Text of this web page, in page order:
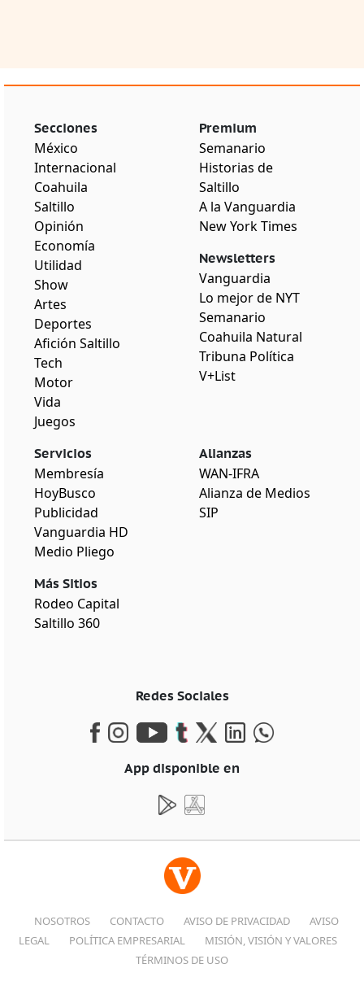
Secciones
México
Internacional
Coahuila
Saltillo
Opinión
Economía
Utilidad
Show
Artes
Deportes
Afición Saltillo
Tech
Motor
Vida
Juegos
Premium
Semanario
Historias de
Saltillo
A la Vanguardia
New York Times
Newsletters
Vanguardia
Lo mejor de NYT
Semanario
Coahuila Natural
Tribuna Política
V+List
Servicios
Membresía
HoyBusco
Publicidad
Vanguardia HD
Medio Pliego
Más Sitios
Rodeo Capital
Saltillo 360
Alianzas
WAN-IFRA
Alianza de Medios
SIP
Redes Sociales
App disponible en
NOSOTROS CONTACTO AVISO DE PRIVACIDAD
AVISO
LEGAL
POLÍTICA EMPRESARIAL
MISIÓN, VISIÓN Y VALORES
TÉRMINOS DE USO